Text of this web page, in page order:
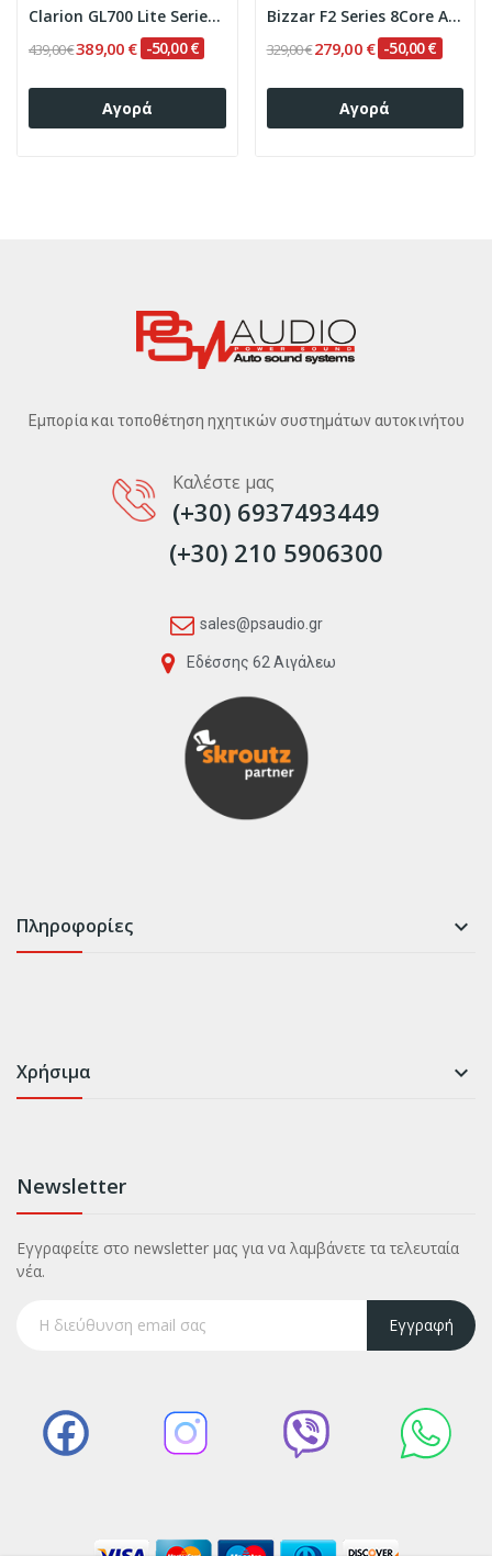
Clarion GL700 Lite Series 8Core Android...
439,00 €389,00 € -50,00 €
Αγορά
Bizzar F2 Series 8Core Android16 4+64GB Renault...
329,00 €279,00 € -50,00 €
Αγορά
Εμπορία και τοποθέτηση ηχητικών συστημάτων αυτοκινήτου
Καλέστε μας
(+30) 6937493449
(+30) 210 5906300
sales@psaudio.gr
Εδέσσης 62 Αιγάλεω
Πληροφορίες 
Χρήσιμα 
Newsletter
Εγγραφείτε στο newsletter μας για να λαμβάνετε τα τελευταία
νέα.
Εγγραφή